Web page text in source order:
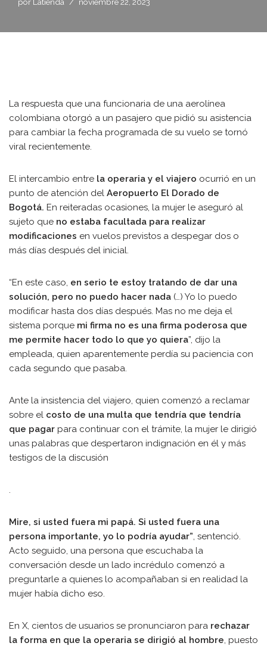
La respuesta que una funcionaria de una aerolínea
colombiana otorgó a un pasajero que pidió su asistencia
para cambiar la fecha programada de su vuelo se tornó
viral recientemente.
El intercambio entre la operaria y el viajero ocurrió en un
punto de atención del Aeropuerto El Dorado de
Bogotá. En reiteradas ocasiones, la mujer le aseguró al
sujeto que no estaba facultada para realizar
modificaciones en vuelos previstos a despegar dos o
más días después del inicial.
“En este caso, en serio te estoy tratando de dar una
solución, pero no puedo hacer nada (…) Yo lo puedo
modificar hasta dos días después. Mas no me deja el
sistema porque mi firma no es una firma poderosa que
me permite hacer todo lo que yo quiera”, dijo la
empleada, quien aparentemente perdía su paciencia con
cada segundo que pasaba.
Ante la insistencia del viajero, quien comenzó a reclamar
sobre el costo de una multa que tendría que tendría
que pagar para continuar con el trámite, la mujer le dirigió
unas palabras que despertaron indignación en él y más
testigos de la discusión
.
Mire, si usted fuera mi papá. Si usted fuera una
persona importante, yo lo podría ayudar”, sentenció.
Acto seguido, una persona que escuchaba la
conversación desde un lado incrédulo comenzó a
preguntarle a quienes lo acompañaban si en realidad la
mujer había dicho eso.
En X, cientos de usuarios se pronunciaron para rechazar
la forma en que la operaria se dirigió al hombre, puesto